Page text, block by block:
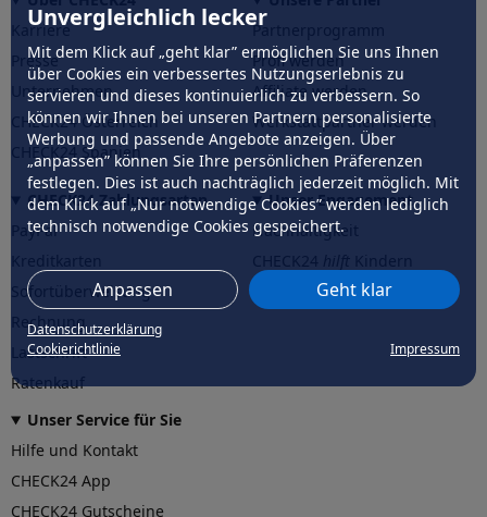
Unvergleichlich lecker
Mit dem Klick auf „geht klar” ermöglichen Sie uns Ihnen
über Cookies ein verbessertes Nutzungserlebnis zu
servieren und dieses kontinuierlich zu verbessern. So
können wir Ihnen bei unseren Partnern personalisierte
Werbung und passende Angebote anzeigen. Über
„anpassen” können Sie Ihre persönlichen Präferenzen
festlegen. Dies ist auch nachträglich jederzeit möglich. Mit
dem Klick auf „Nur notwendige Cookies” werden lediglich
technisch notwendige Cookies gespeichert.
Anpassen Geht klar
Datenschutzerklärung
Cookierichtlinie
Impressum
Karriere
Presse
Unternehmen
CHECK24 Österreich
CHECK24 Spanien
Partnerprogramm
Profi werden
Affiliate werden
Werkstattpartner werden
CHECK24 Zahlungsarten
PayPal
Sofortüberweisung
Rechnung
Lastschrift
Ratenkauf
Unser Engagement
Nachhaltigkeit
CHECK24hilftder Natur
Unser Service für Sie
Hilfe und Kontakt
CHECK24 App
CHECK24 Gutscheine